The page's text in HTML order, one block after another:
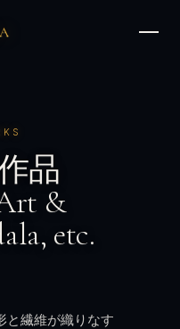
品
&
etc.
と繊維が織りなす